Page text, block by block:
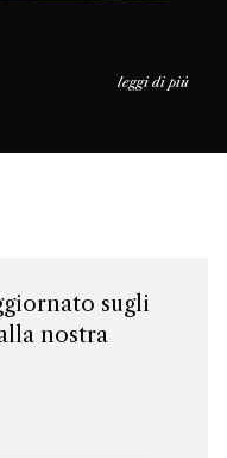
leggi di più
sugli
nostra